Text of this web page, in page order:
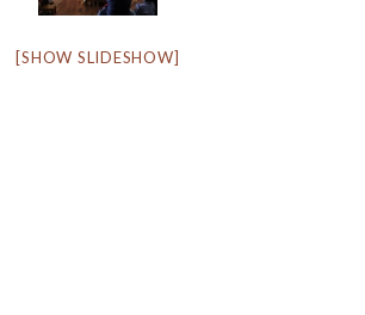
[SHOW SLIDESHOW]